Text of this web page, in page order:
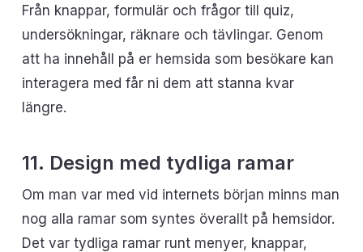
Från knappar, formulär och frågor till quiz,
undersökningar, räknare och tävlingar. Genom
att ha innehåll på er hemsida som besökare kan
interagera med får ni dem att stanna kvar
längre.
11. Design med tydliga ramar
Om man var med vid internets början minns man
nog alla ramar som syntes överallt på hemsidor.
Det var tydliga ramar runt menyer, knappar,